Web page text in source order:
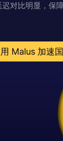
对比明显，保
Malus 加速